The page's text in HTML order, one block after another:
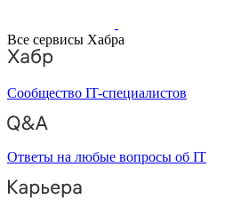
Все сервисы Хабра
Сообщество IT-специалистов
Ответы на любые вопросы об IT